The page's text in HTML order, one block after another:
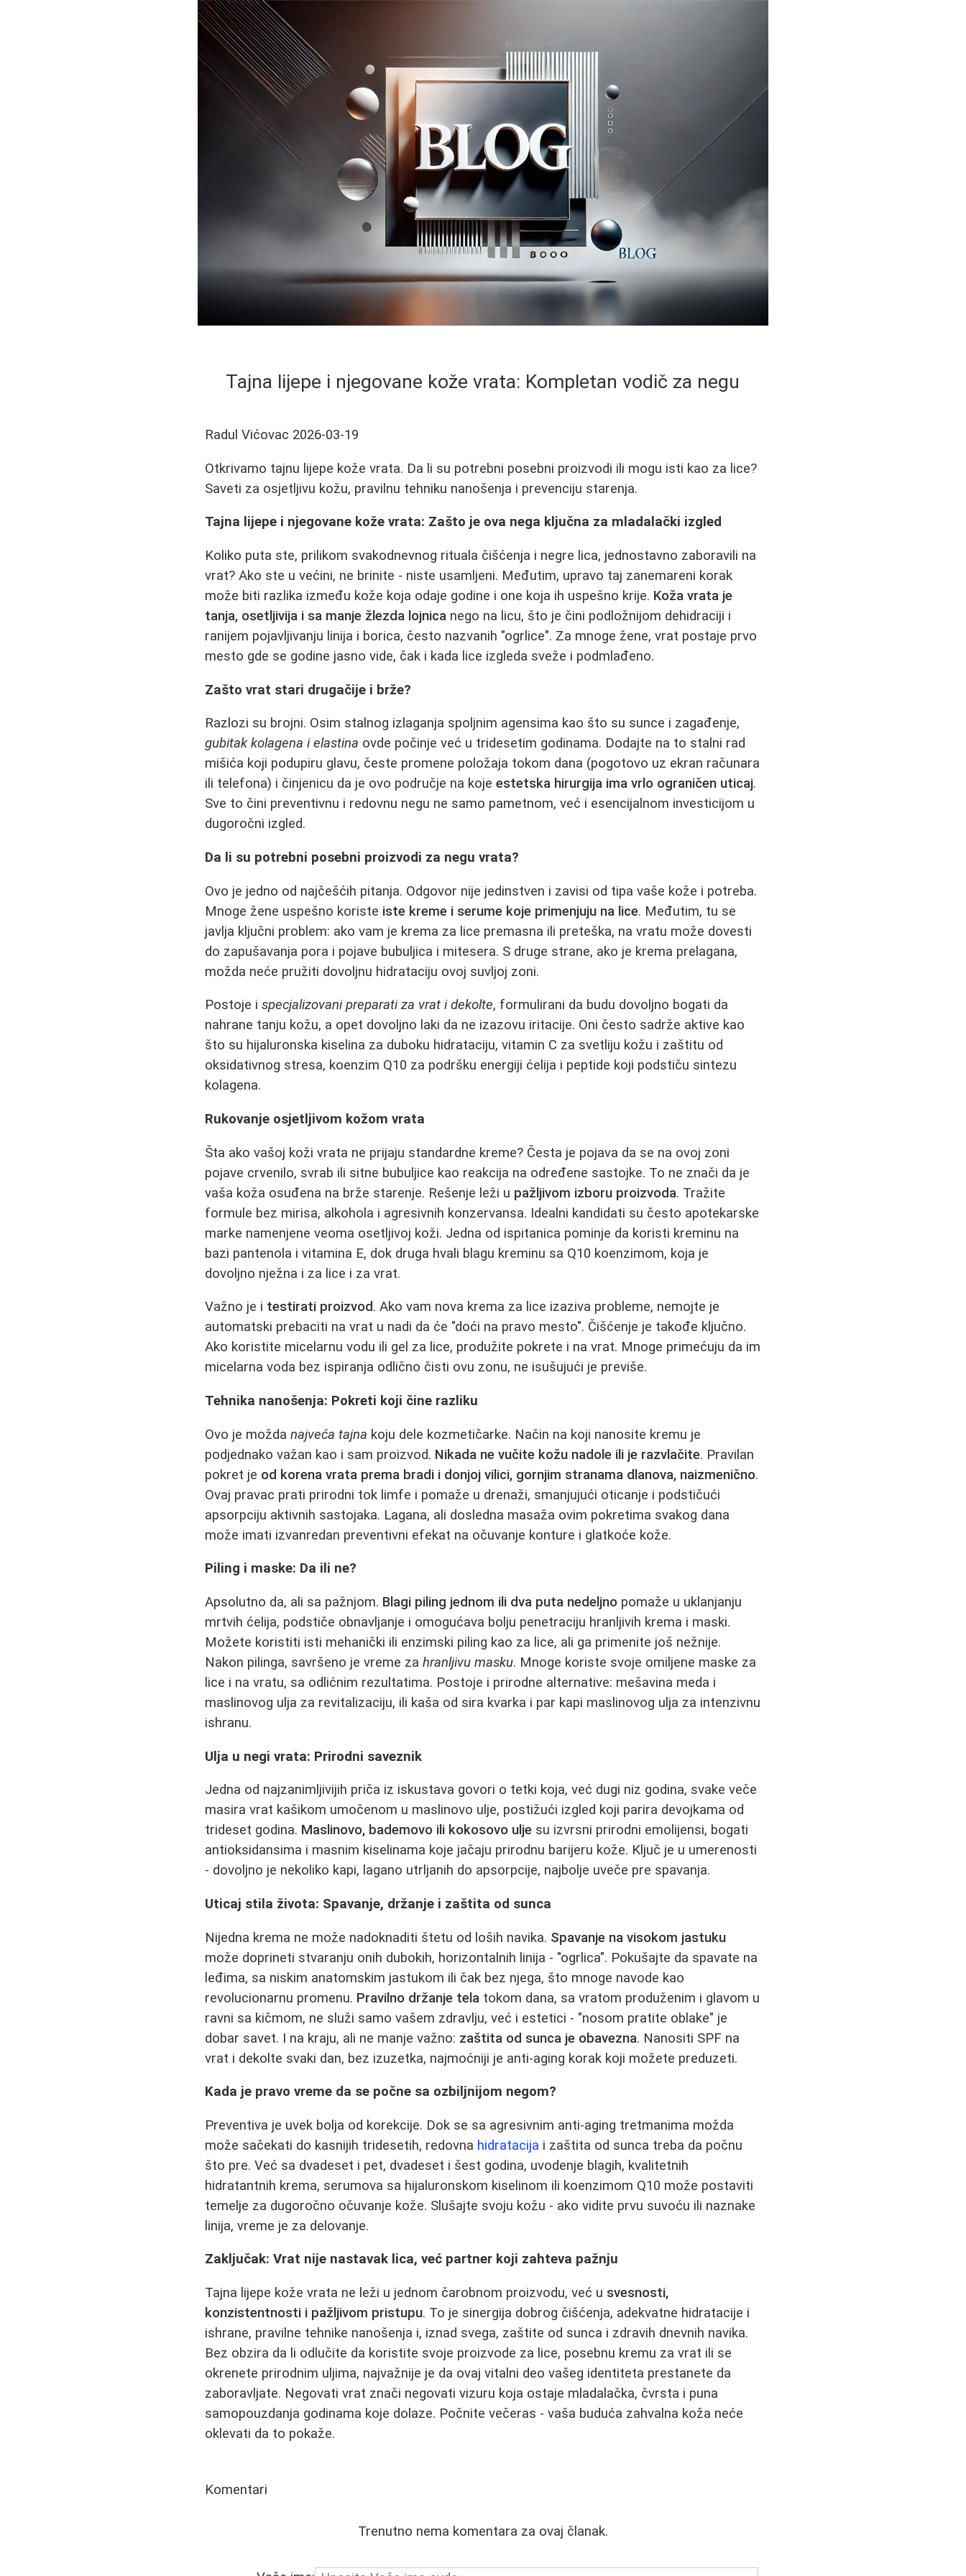
Tajna lijepe i njegovane kože vrata: Kompletan vodič za negu
Radul Vićovac 2026-03-19
Otkrivamo tajnu lijepe kože vrata. Da li su potrebni posebni proizvodi ili mogu isti kao za lice?
Saveti za osjetljivu kožu, pravilnu tehniku nanošenja i prevenciju starenja.
Tajna lijepe i njegovane kože vrata: Zašto je ova nega ključna za mladalački izgled
Koliko puta ste, prilikom svakodnevnog rituala čišćenja i negre lica, jednostavno zaboravili na
vrat? Ako ste u većini, ne brinite - niste usamljeni. Međutim, upravo taj zanemareni korak
može biti razlika između kože koja odaje godine i one koja ih uspešno krije. Koža vrata je
tanja, osetljivija i sa manje žlezda lojnica nego na licu, što je čini podložnijom dehidraciji i
ranijem pojavljivanju linija i borica, često nazvanih "ogrlice". Za mnoge žene, vrat postaje prvo
mesto gde se godine jasno vide, čak i kada lice izgleda sveže i podmlađeno.
Zašto vrat stari drugačije i brže?
Razlozi su brojni. Osim stalnog izlaganja spoljnim agensima kao što su sunce i zagađenje,
gubitak kolagena i elastina ovde počinje već u tridesetim godinama. Dodajte na to stalni rad
mišića koji podupiru glavu, česte promene položaja tokom dana (pogotovo uz ekran računara
ili telefona) i činjenicu da je ovo područje na kojeestetska hirurgija ima vrlo ograničen uticaj.
Sve to čini preventivnu i redovnu negu ne samo pametnom, već i esencijalnom investicijom u
dugoročni izgled.
Da li su potrebni posebni proizvodi za negu vrata?
Ovo je jedno od najčešćih pitanja. Odgovor nije jedinstven i zavisi od tipa vaše kože i potreba.
Mnoge žene uspešno koriste iste kreme i serume koje primenjuju na lice. Međutim, tu se
javlja ključni problem: ako vam je krema za lice premasna ili preteška, na vratu može dovesti
do zapušavanja pora i pojave bubuljica i mitesera. S druge strane, ako je krema prelagana,
možda neće pružiti dovoljnu hidrataciju ovoj suvljoj zoni.
Postoje ispecjalizovani preparati za vrat i dekolte, formulirani da budu dovoljno bogati da
nahrane tanju kožu, a opet dovoljno laki da ne izazovu iritacije. Oni često sadrže aktive kao
što su hijaluronska kiselina za duboku hidrataciju, vitamin C za svetliju kožu i zaštitu od
oksidativnog stresa, koenzim Q10 za podršku energiji ćelija i peptide koji podstiču sintezu
kolagena.
Rukovanje osjetljivom kožom vrata
Šta ako vašoj koži vrata ne prijaju standardne kreme? Česta je pojava da se na ovoj zoni
pojave crvenilo, svrab ili sitne bubuljice kao reakcija na određene sastojke. To ne znači da je
vaša koža osuđena na brže starenje. Rešenje leži u pažljivom izboru proizvoda. Tražite
formule bez mirisa, alkohola i agresivnih konzervansa. Idealni kandidati su često apotekarske
marke namenjene veoma osetljivoj koži. Jedna od ispitanica pominje da koristi kreminu na
bazi pantenola i vitamina E, dok druga hvali blagu kreminu sa Q10 koenzimom, koja je
dovoljno nježna i za lice i za vrat.
Važno je i testirati proizvod. Ako vam nova krema za lice izaziva probleme, nemojte je
automatski prebaciti na vrat u nadi da će "doći na pravo mesto". Čišćenje je takođe ključno.
Ako koristite micelarnu vodu ili gel za lice, produžite pokrete i na vrat. Mnoge primećuju da im
micelarna voda bez ispiranja odlično čisti ovu zonu, ne isušujući je previše.
Tehnika nanošenja: Pokreti koji čine razliku
Ovo je moždanajveća tajna koju dele kozmetičarke. Način na koji nanosite kremu je
podjednako važan kao i sam proizvod. Nikada ne vučite kožu nadole ili je razvlačite. Pravilan
pokret je od korena vrata prema bradi i donjoj vilici, gornjim stranama dlanova, naizmenično.
Ovaj pravac prati prirodni tok limfe i pomaže u drenaži, smanjujući oticanje i podstičući
apsorpciju aktivnih sastojaka. Lagana, ali dosledna masaža ovim pokretima svakog dana
može imati izvanredan preventivni efekat na očuvanje konture i glatkoće kože.
Piling i maske: Da ili ne?
Apsolutno da, ali sa pažnjom. Blagi piling jednom ili dva puta nedeljno pomaže u uklanjanju
mrtvih ćelija, podstiče obnavljanje i omogućava bolju penetraciju hranljivih krema i maski.
Možete koristiti isti mehanički ili enzimski piling kao za lice, ali ga primenite još nežnije.
Nakon pilinga, savršeno je vreme zahranljivu masku. Mnoge koriste svoje omiljene maske za
lice i na vratu, sa odlićnim rezultatima. Postoje i prirodne alternative: mešavina meda i
maslinovog ulja za revitalizaciju, ili kaša od sira kvarka i par kapi maslinovog ulja za intenzivnu
ishranu.
Ulja u negi vrata: Prirodni saveznik
Jedna od najzanimljivijih priča iz iskustava govori o tetki koja, već dugi niz godina, svake veče
masira vrat kašikom umočenom u maslinovo ulje, postižući izgled koji parira devojkama od
trideset godina. Maslinovo, bademovo ili kokosovo ulje su izvrsni prirodni emolijensi, bogati
antioksidansima i masnim kiselinama koje jačaju prirodnu barijeru kože. Ključ je u umerenosti
- dovoljno je nekoliko kapi, lagano utrljanih do apsorpcije, najbolje uveče pre spavanja.
Uticaj stila života: Spavanje, držanje i zaštita od sunca
Nijedna krema ne može nadoknaditi štetu od loših navika. Spavanje na visokom jastuku
može doprineti stvaranju onih dubokih, horizontalnih linija - "ogrlica". Pokušajte da spavate na
leđima, sa niskim anatomskim jastukom ili čak bez njega, što mnoge navode kao
revolucionarnu promenu. Pravilno držanje tela tokom dana, sa vratom produženim i glavom u
ravni sa kičmom, ne služi samo vašem zdravlju, već i estetici - "nosom pratite oblake" je
dobar savet. I na kraju, ali ne manje važno: zaštita od sunca je obavezna. Nanositi SPF na
vrat i dekolte svaki dan, bez izuzetka, najmoćniji je anti-aging korak koji možete preduzeti.
Kada je pravo vreme da se počne sa ozbiljnijom negom?
Preventiva je uvek bolja od korekcije. Dok se sa agresivnim anti-aging tretmanima možda
može sačekati do kasnijih tridesetih, redovna hidratacija i zaštita od sunca treba da počnu
što pre. Već sa dvadeset i pet, dvadeset i šest godina, uvodenje blagih, kvalitetnih
hidratantnih krema, serumova sa hijaluronskom kiselinom ili koenzimom Q10 može postaviti
temelje za dugoročno očuvanje kože. Slušajte svoju kožu - ako vidite prvu suvoću ili naznake
linija, vreme je za delovanje.
Zaključak: Vrat nije nastavak lica, već partner koji zahteva pažnju
Tajna lijepe kože vrata ne leži u jednom čarobnom proizvodu, već u svesnosti,
konzistentnosti i pažljivom pristupu. To je sinergija dobrog čišćenja, adekvatne hidratacije i
ishrane, pravilne tehnike nanošenja i, iznad svega, zaštite od sunca i zdravih dnevnih navika.
Bez obzira da li odlučite da koristite svoje proizvode za lice, posebnu kremu za vrat ili se
okrenete prirodnim uljima, najvažnije je da ovaj vitalni deo vašeg identiteta prestanete da
zaboravljate. Negovati vrat znači negovati vizuru koja ostaje mladalačka, čvrsta i puna
samopouzdanja godinama koje dolaze. Počnite večeras - vaša buduća zahvalna koža neće
oklevati da to pokaže.
Komentari
Trenutno nema komentara za ovaj članak.